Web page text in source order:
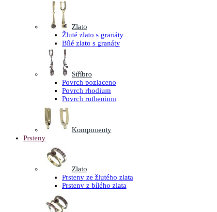
Zlato
Žluté zlato s granáty
Bílé zlato s granáty
Stříbro
Povrch pozlaceno
Povrch rhodium
Povrch ruthenium
Komponenty
Prsteny
Zlato
Prsteny ze žlutého zlata
Prsteny z bílého zlata